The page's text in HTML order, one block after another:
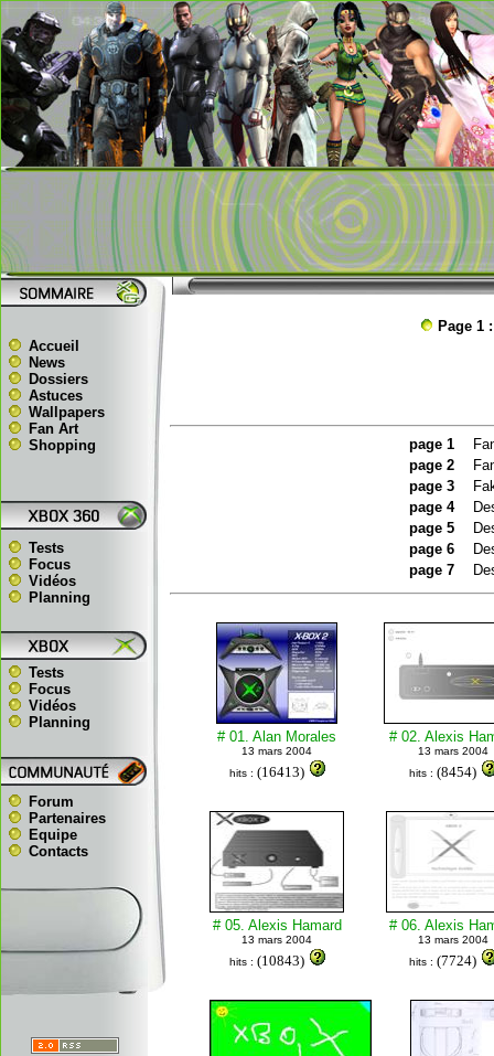
Accueil
News
Dossiers
Astuces
Wallpapers
Fan Art
Shopping
Tests
Focus
Vidéos
Planning
Tests
Focus
Vidéos
Planning
Forum
Partenaires
Equipe
Contacts
Page 1
page 1
page 2
page 3
page 4
page 5
page 6
page 7
# 01. Alan Morales
13 mars 2004
hits : (16413)
# 02. Alexis
13 mars 2004
hits : (8454)
# 05. Alexis Hamard
13 mars 2004
hits : (10843)
# 06. Alexis
13 mars 2004
hits : (7724)